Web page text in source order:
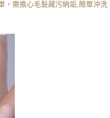
，需擔心毛髮藏污納垢,簡單沖洗